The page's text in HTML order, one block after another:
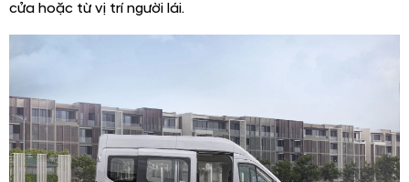
cửa hoặc từ vị trí người lái.